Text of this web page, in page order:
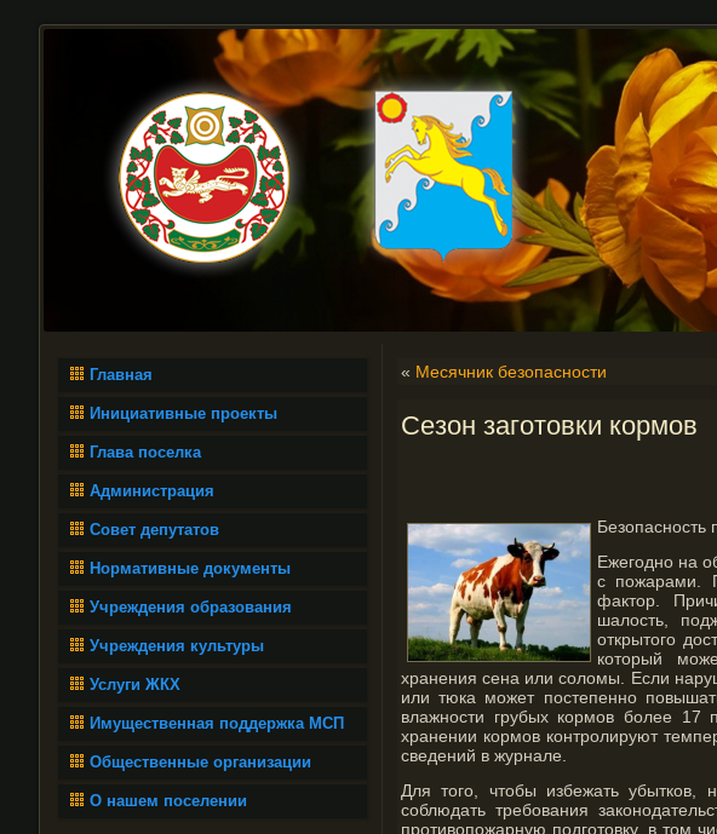
Главная
Инициативные проекты
Глава поселка
Администрация
Совет депутатов
Нормативные документы
Учреждения образования
Учреждения культуры
Услуги ЖКХ
Имущественная поддержка МСП
Общественные организации
О нашем поселении
« Месячник безопасности
Сезон заготовки кормов
Безопасность
Ежегодно на
с пожарами.
фактор.
шалость,
открытого
который
хранения сена или соломы. Если
или тюка может постепенно
влажности грубых кормов более 17
хранении кормов контролируют
сведений в журнале.
Для того, чтобы избежать убытков,
соблюдать требования
противопожарную подготовку, в том